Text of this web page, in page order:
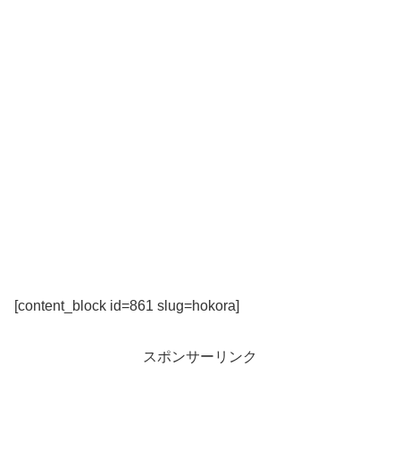
[content_block id=861 slug=hokora]
スポンサーリンク